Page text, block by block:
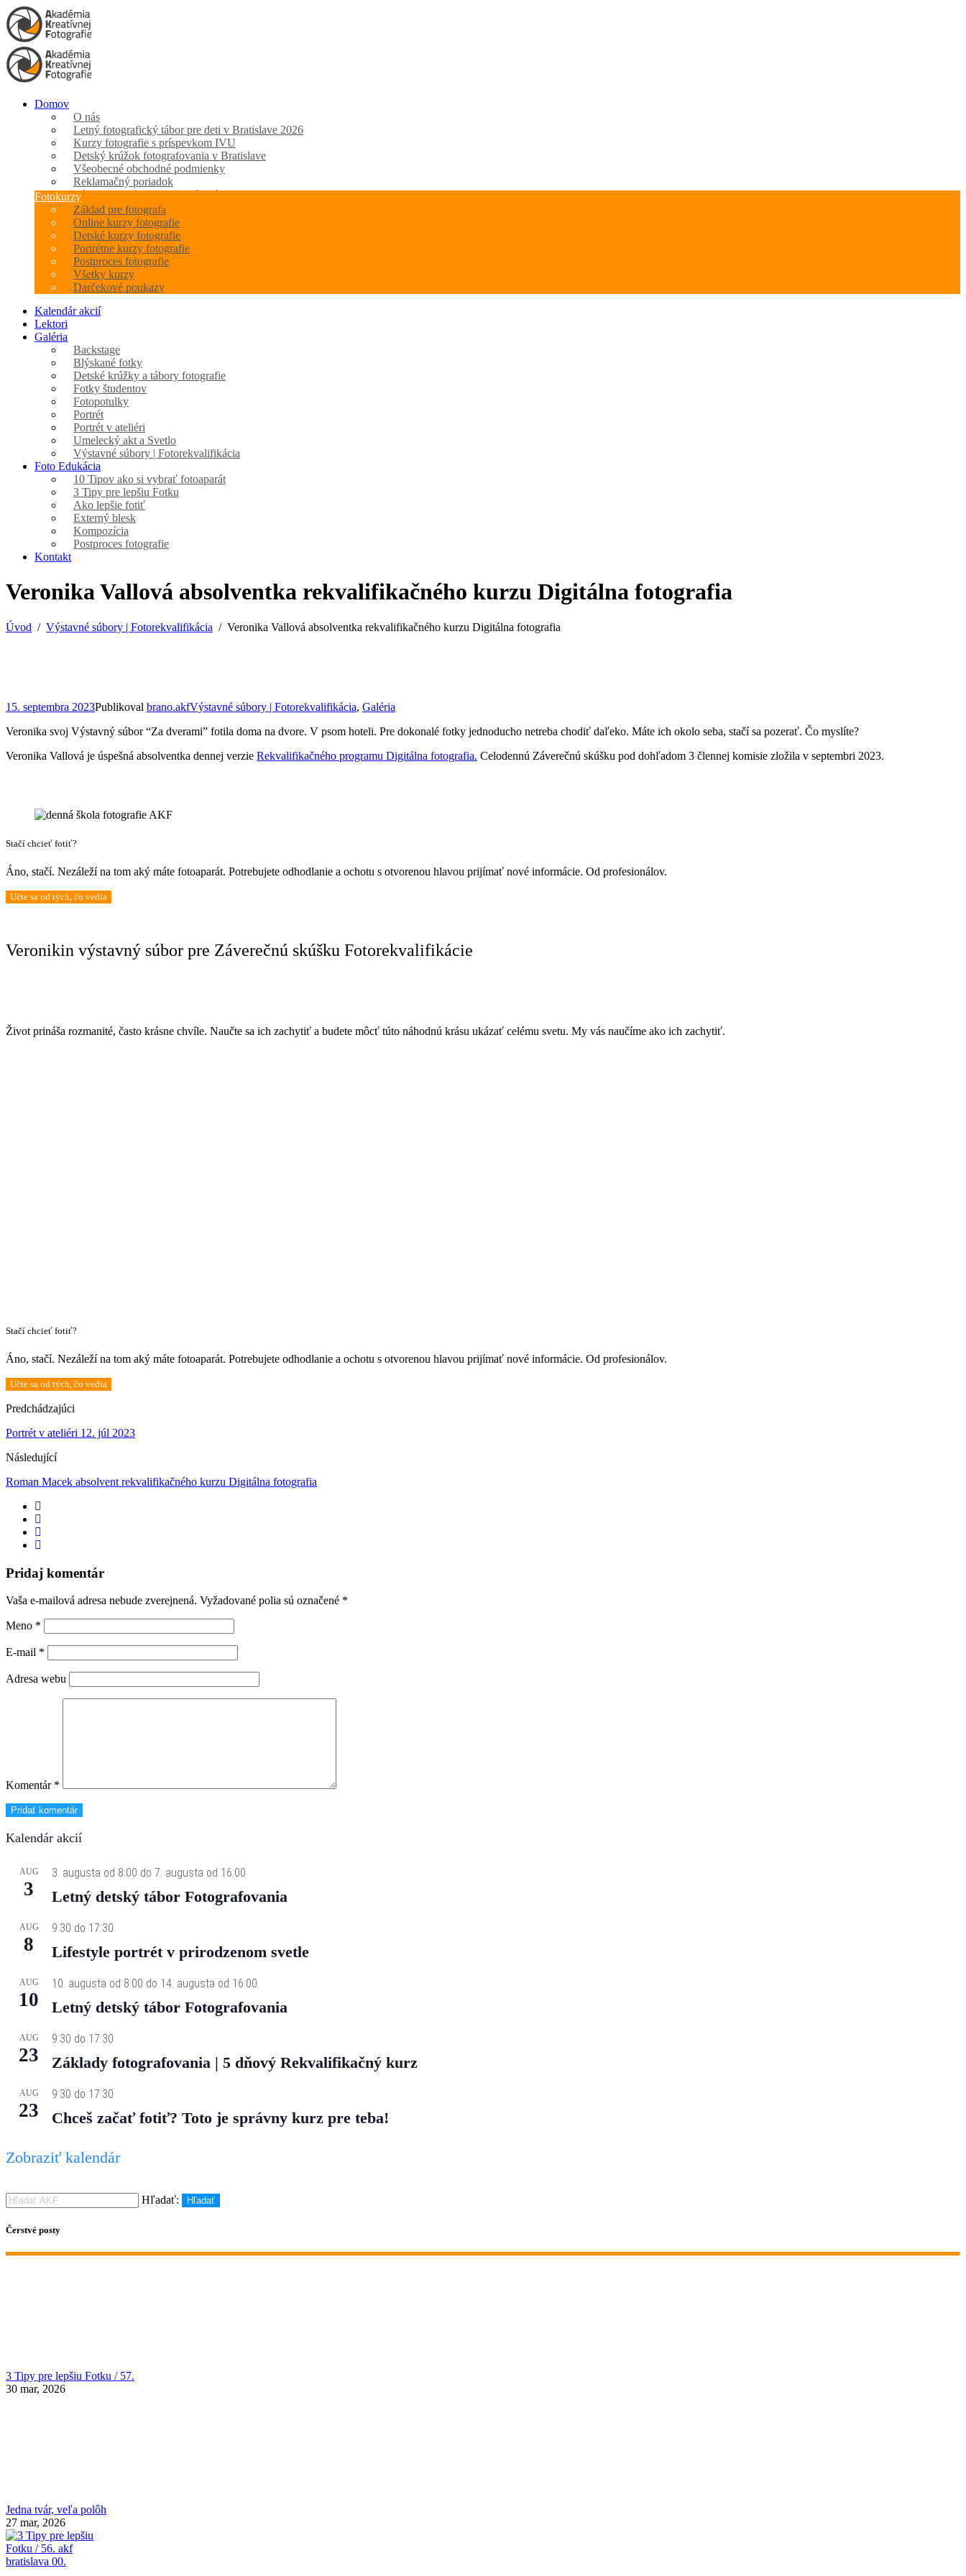
Domov
O nás
Letný fotografický tábor pre deti v Bratislave 2026
Kurzy fotografie s príspevkom IVU
Detský krúžok fotografovania v Bratislave
Všeobecné obchodné podmienky
Reklamačný poriadok
Zásady spracovania osobných údajov
Fotokurzy
Základ pre fotografa
Online kurzy fotografie
Detské kurzy fotografie
Portrétne kurzy fotografie
Postproces fotografie
Všetky kurzy
Darčekové poukazy
Kalendár akcií
Lektori
Galéria
Backstage
Blýskané fotky
Detské krúžky a tábory fotografie
Fotky študentov
Fotopotulky
Portrét
Portrét v ateliéri
Umelecký akt a Svetlo
Výstavné súbory | Fotorekvalifikácia
Foto Edukácia
10 Tipov ako si vybrať fotoaparát
3 Tipy pre lepšiu Fotku
Ako lepšie fotiť
Externý blesk
Kompozícia
Postproces fotografie
Kontakt
Veronika Vallová absolventka rekvalifikačného kurzu Digitálna fotografia
Úvod Výstavné súbory | Fotorekvalifikácia Veronika Vallová absolventka rekvalifikačného kurzu Digitálna fotografia
15. septembra 2023Publikoval brano.akfVýstavné súbory | Fotorekvalifikácia, Galéria
Veronika svoj Výstavný súbor “Za dverami” fotila doma na dvore. V psom hoteli. Pre dokonalé fotky jednoducho netreba chodiť daľeko. Máte ich okolo seba, stačí sa pozerať. Čo myslíte?
Veronika Vallová je úspešná absolventka dennej verzie Rekvalifikačného programu Digitálna fotografia. Celodennú Záverečnú skúšku pod dohľadom 3 člennej komisie zložila v septembri 2023.
Stačí chcieť fotiť?
Áno, stačí. Nezáleží na tom aký máte fotoaparát. Potrebujete odhodlanie a ochotu s otvorenou hlavou prijímať nové informácie. Od profesionálov.
Učte sa od tých, čo vedia
Veronikin výstavný súbor pre Záverečnú skúšku Fotorekvalifikácie
Život prináša rozmanité, často krásne chvíle. Naučte sa ich zachytiť a budete môcť túto náhodnú krásu ukázať celému svetu. My vás naučíme ako ich zachytiť.
Stačí chcieť fotiť?
Áno, stačí. Nezáleží na tom aký máte fotoaparát. Potrebujete odhodlanie a ochotu s otvorenou hlavou prijímať nové informácie. Od profesionálov.
Učte sa od tých, čo vedia
Predchádzajúci
Portrét v ateliéri 12. júl 2023
Následující
Roman Macek absolvent rekvalifikačného kurzu Digitálna fotografia
Pridaj komentár
Vaša e-mailová adresa nebude zverejnená. Vyžadované polia sú označené *
Meno *
E-mail *
Adresa webu
Komentár *
Kalendár akcií
AUG
3
3. augusta od 8:00 do 7. augusta od 16:00
Letný detský tábor Fotografovania
AUG
8
9:30 do 17:30
Lifestyle portrét v prirodzenom svetle
AUG
10
10. augusta od 8:00 do 14. augusta od 16:00
Letný detský tábor Fotografovania
AUG
23
9:30 do 17:30
Základy fotografovania | 5 dňový Rekvalifikačný kurz
AUG
23
9:30 do 17:30
Chceš začať fotiť? Toto je správny kurz pre teba!
Zobraziť kalendár
Hľadať: Hľadať
Čerstvé posty
3 Tipy pre lepšiu Fotku / 57.
30 mar, 2026
Jedna tvár, veľa polôh
27 mar, 2026